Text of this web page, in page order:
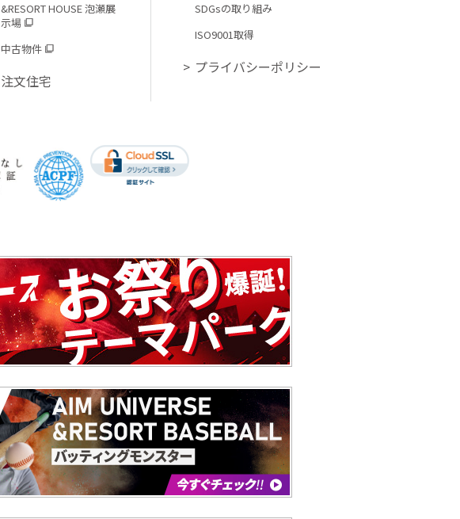
&RESORT HOUSE 泡瀬展
示場
中古物件
注文住宅
SDGsの取り組み
ISO9001取得
プライバシーポリシー